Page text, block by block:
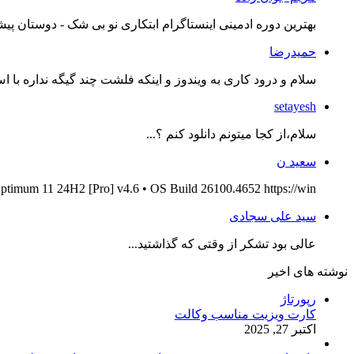
بهترین دوره ادمینی اینستاگرام ابتکاری نو بی شک - دوستان
حمیدرضا
سلام و درود کاری به ویندوز و اینکه فلشت چند گیگه نداره با
setayesh
سلام،از کجا میتونم دانلود کنم ؟...
سعید ن
11 24H2 [Pro] v4.6 • OS Build 26100.4652 https://win...
سید علی سجادی
عالی بود تشکر از وقتی که گذاشتید...
نوشته های اخیر
رپورتاژ
کارت ویزیت مناسب وکالت
اکتبر 27, 2025